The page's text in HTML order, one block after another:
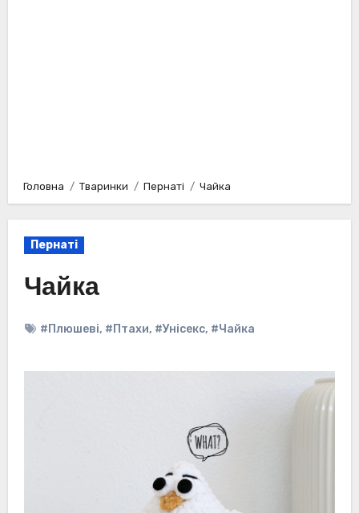
Головна Тваринки Пернаті Чайка
Пернаті
Чайка
#Плюшеві, #Птахи, #Унісекс, #Чайка